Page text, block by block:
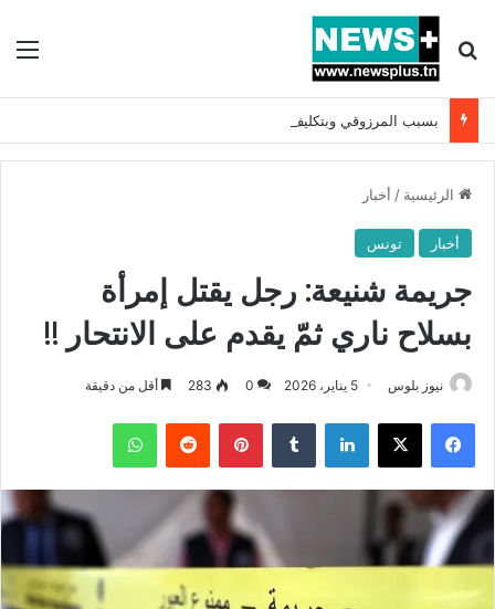
بحث عن
الرئيسية / أخبار
أخبار تونس
جريمة شنيعة: رجل يقتل إمرأة
بسلاح ناري ثمّ يقدم على الانتحار !!
نيوز بلوس 5 يناير، 2026 0
283 أقل من دقيقة
فيسبوك X لينكدإن بينتيريست واتساب